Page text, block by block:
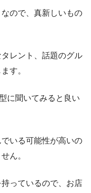
ので、真新しいもの
レント、話題のグル
す。
に聞いてみると良い
いる可能性が高いの
ん。
っているので、お店